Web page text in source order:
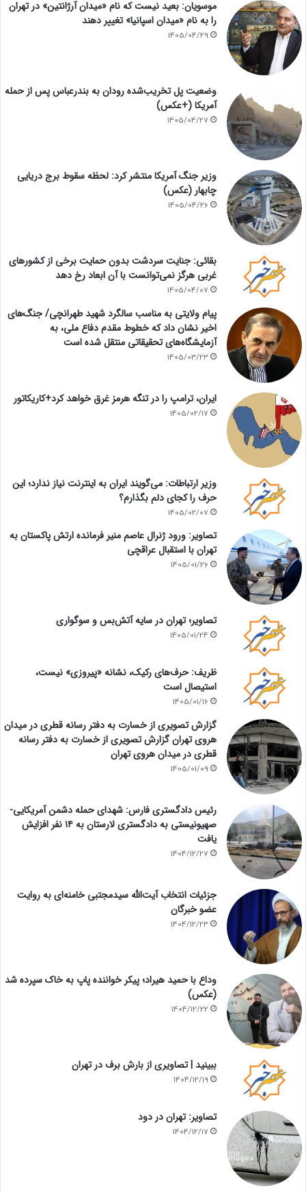
موسویان: بعید نیست که نام «میدان آرژانتین» در تهران
را به نام «میدان اسپانیا» تغییر دهند
1405/04/29
وضعیت پل تخریب‌شده رودان به بندرعباس پس از حمله
آمریکا (+عکس)
1405/04/27
وزیر جنگ آمریکا منتشر کرد: لحظه سقوط برج دریایی
چابهار (عکس)
1405/04/26
بقائی: جنایت سردشت بدون حمایت برخی از کشورهای
غربی هرگز نمی‌توانست با آن ابعاد رخ دهد
1405/04/07
پیام ولایتی به مناسب سالگرد شهید طهرانچی/ جنگ‌های
اخیر نشان داد که خطوط مقدم دفاع ملی، به
آزمایشگاه‌های تحقیقاتی منتقل شده است
1405/03/23
ایران، ترامپ را در تنگه هرمز غرق خواهد کرد+کاریکاتور
1405/02/17
وزیر ارتباطات: می‌گویند ایران به اینترنت نیاز ندارد؛ این
حرف را کجای دلم بگذارم؟
1405/02/07
تصاویر: ورود ژنرال عاصم منیر فرمانده ارتش پاکستان به
تهران با استقبال عراقچی
1405/01/26
تصاویر؛ تهران در سایه آتش‌بس و سوگواری
1405/01/24
ظریف: حرف‌های رکیک، نشانه «پیروزی» نیست،
استیصال است
1405/01/16
گزارش تصویری از خسارت به دفتر رسانه قطری در میدان
هروی تهران گزارش تصویری از خسارت به دفتر رسانه
قطری در میدان هروی تهران
1405/01/09
رئیس دادگستری فارس: شهدای حمله دشمن آمریکایی-
صهیونیستی به دادگستری لارستان به ۱۴ نفر افزایش
یافت
1404/12/27
جزئیات انتخاب آیت‌الله سیدمجتبی خامنه‌ای به روایت
عضو خبرگان
1404/12/23
وداع با حمید هیراد؛ پیکر خواننده پاپ به خاک سپرده شد
(عکس)
1404/12/22
ببینید | تصاویری از بارش برف در تهران
1404/12/19
تصاویر: تهران در دود
1404/12/17